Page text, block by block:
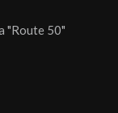
"Route 50"